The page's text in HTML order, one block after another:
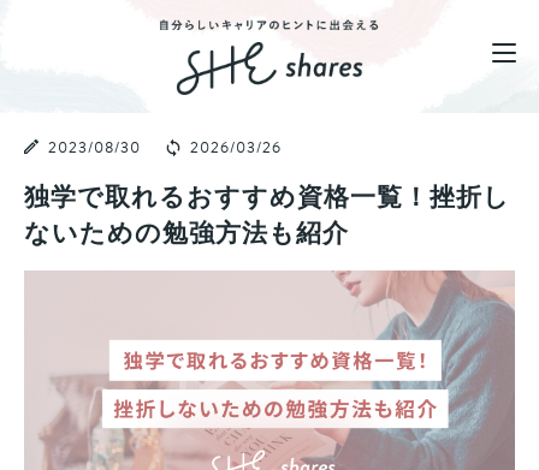
2023/08/30 2026/03/26
独学で取れるおすすめ資格一覧！挫折し
ないための勉強方法も紹介